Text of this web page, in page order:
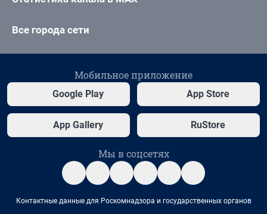
Все города сети
Мобильное приложение
Google Play App Store
App Gallery RuStore
Мы в соцсетях
Контактные данные для Роскомнадзора и государственных органов